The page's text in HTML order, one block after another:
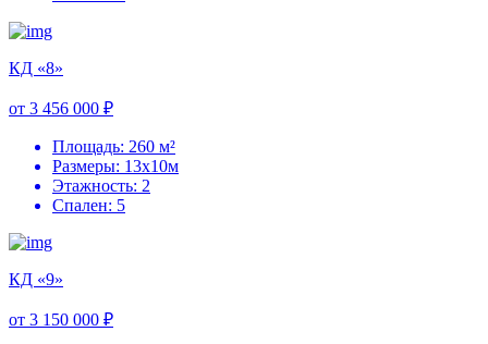
КД «8»
от 3 456 000 ₽
Площадь: 260 м²
Размеры: 13х10м
Этажность: 2
Спален: 5
КД «9»
от 3 150 000 ₽